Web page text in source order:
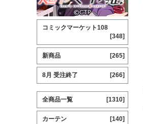
コミックマーケット108
[348]
新商品 [265]
8月 受注終了 [266]
全商品一覧 [1310]
カーテン [140]